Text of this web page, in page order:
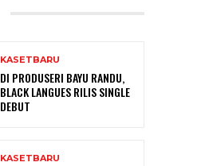
KASETBARU
DI PRODUSERI BAYU RANDU,
BLACK LANGUES RILIS SINGLE
DEBUT
KASETBARU